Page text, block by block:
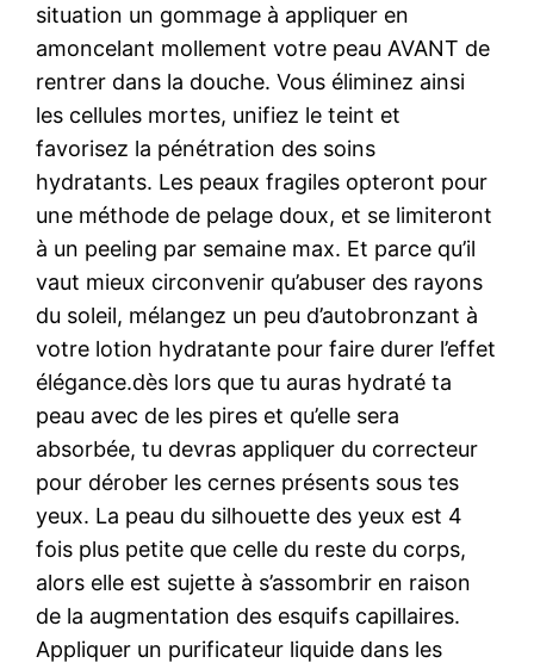
situation un gommage à appliquer en
amoncelant mollement votre peau AVANT de
rentrer dans la douche. Vous éliminez ainsi
les cellules mortes, unifiez le teint et
favorisez la pénétration des soins
hydratants. Les peaux fragiles opteront pour
une méthode de pelage doux, et se limiteront
à un peeling par semaine max. Et parce qu’il
vaut mieux circonvenir qu’abuser des rayons
du soleil, mélangez un peu d’autobronzant à
votre lotion hydratante pour faire durer l’effet
élégance.dès lors que tu auras hydraté ta
peau avec de les pires et qu’elle sera
absorbée, tu devras appliquer du correcteur
pour dérober les cernes présents sous tes
yeux. La peau du silhouette des yeux est 4
fois plus petite que celle du reste du corps,
alors elle est sujette à s’assombrir en raison
de la augmentation des esquifs capillaires.
Appliquer un purificateur liquide dans les